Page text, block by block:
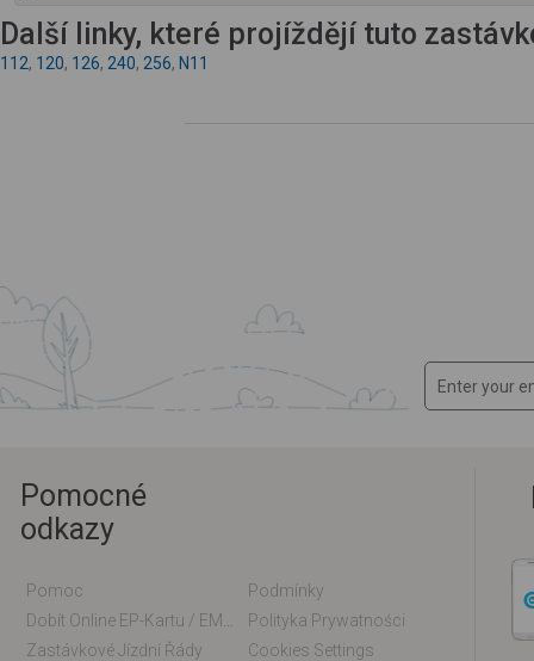
Další linky, které projíždějí tuto
112, 120, 126, 240, 256, N11
Pomocné
odkazy
Pomoc
Podmínky
Polityka Prywatności
Zastávkové Jízdní Řády
Cookies Settings